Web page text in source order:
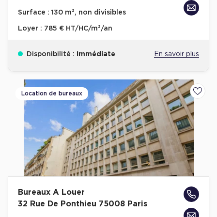
Achat de Bureaux à Rennes
Collections de Bureaux
Immeuble de bureaux avec services
Location bureaux Bellecour - Cordeliers (Lyon)
Haussmanniens
Location d'Entrepôts / Activités
Location d'Entrepôts / Activités à Aix-en-Provence
Surface : 130 m², non divisibles
Loyer : 785 € HT/HC/m²/an
Disponibilité : Immédiate En savoir plus
Location de bureaux
Bureaux A Louer
32 Rue De Ponthieu 75008 Paris